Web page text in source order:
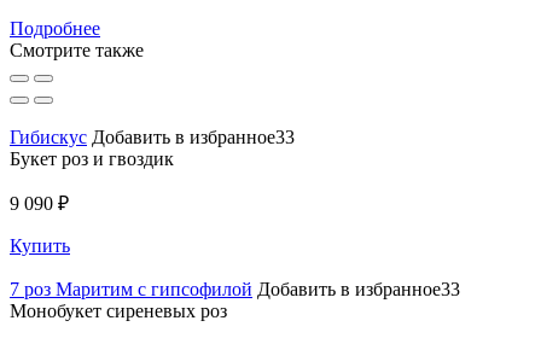
Подробнее
Смотрите также
Гибискус Добавить в избранное33
Букет роз и гвоздик
9 090 ₽
Купить
7 роз Маритим с гипсофилой Добавить в избранное33
Монобукет сиреневых роз